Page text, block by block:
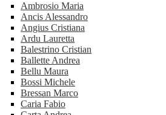
Ambrosio Maria
Ancis Alessandro
Angius Cristiana
Ardu Lauretta
Balestrino Cristian
Ballette Andrea
Bellu Maura
Bossi Michele
Bressan Marco
Caria Fabio